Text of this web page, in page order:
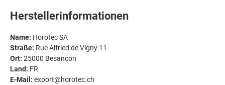
Herstellerinformationen
Name: Horotec SA
Straße: Rue Alfried de Vigny 11
Ort: 25000 Besancon
Land: FR
E-Mail: export@horotec.ch